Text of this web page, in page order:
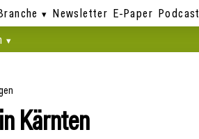
Newsletter E-Paper Podcast
Kärnten